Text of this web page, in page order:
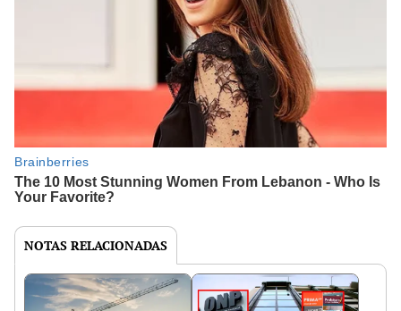
NOTAS RELACIONADAS